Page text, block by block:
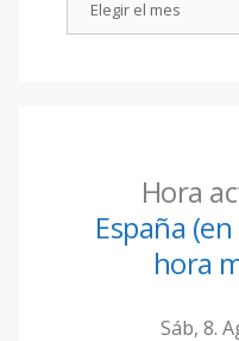
Hora
España
hora